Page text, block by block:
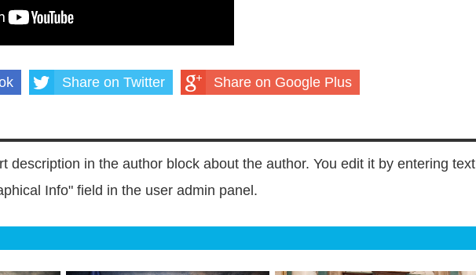
Share on Twitter Share on Google Plus
description in the author block about the author. You edit it by entering text
Info" field in the user admin panel.